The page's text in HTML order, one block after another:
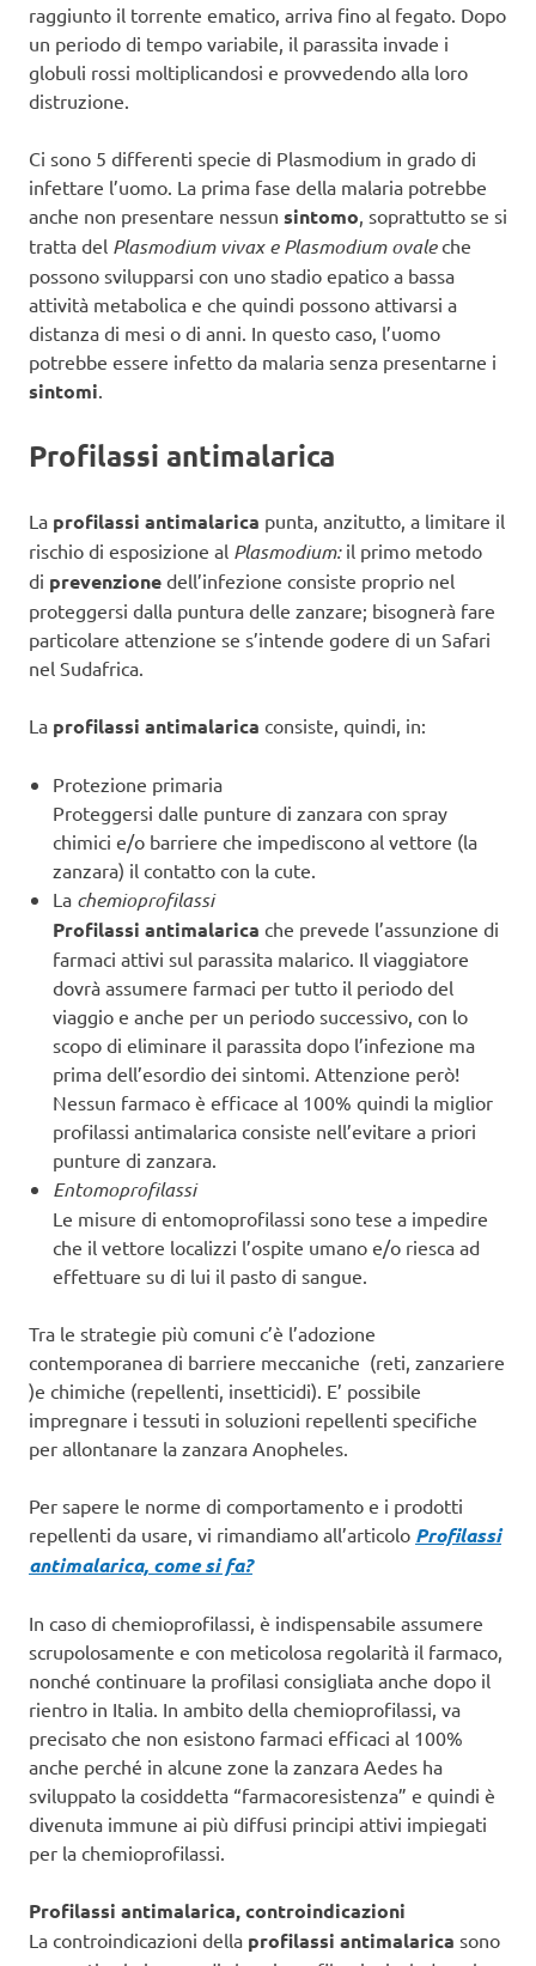
raggiunto il torrente ematico, arriva fino al fegato. Dopo
un periodo di tempo variabile, il parassita invade i
globuli rossi moltiplicandosi e provvedendo alla loro
distruzione.
Ci sono 5 differenti specie di Plasmodium in grado di
infettare l’uomo. La prima fase della malaria potrebbe
anche non presentare nessun sintomo , soprattutto se si
tratta del Plasmodium vivax e Plasmodium ovaleche
possono svilupparsi con uno stadio epatico a bassa
attività metabolica e che quindi possono attivarsi a
distanza di mesi o di anni. In questo caso, l’uomo
potrebbe essere infetto da malaria senza presentarne i
sintomi
Profilassi antimalarica
La profilassi antimalarica punta, anzitutto, a limitare il
rischio di esposizione al Plasmodium: il primo metodo
di prevenzione dell’infezione consiste proprio nel
proteggersi dalla puntura delle zanzare; bisognerà fare
particolare attenzione se s’intende godere di un Safari
nel Sudafrica.
La profilassi antimalarica consiste, quindi, in:
Protezione primaria
Proteggersi dalle punture di zanzara con spray
chimici e/o barriere che impediscono al vettore (la
zanzara) il contatto con la cute.
La chemioprofilassi
Profilassi antimalarica che prevede l’assunzione di
farmaci attivi sul parassita malarico. Il viaggiatore
dovrà assumere farmaci per tutto il periodo del
viaggio e anche per un periodo successivo, con lo
scopo di eliminare il parassita dopo l’infezione ma
prima dell’esordio dei sintomi. Attenzione però!
Nessun farmaco è efficace al 100% quindi la miglior
profilassi antimalarica consiste nell’evitare a priori
punture di zanzara.
Entomoprofilassi
Le misure di entomoprofilassi sono tese a impedire
che il vettore localizzi l’ospite umano e/o riesca ad
effettuare su di lui il pasto di sangue.
Tra le strategie più comuni c’è l’adozione
contemporanea di barriere meccaniche (reti, zanzariere
)e chimiche (repellenti, insetticidi). E’ possibile
impregnare i tessuti in soluzioni repellenti specifiche
per allontanare la zanzara Anopheles.
Per sapere le norme di comportamento e i prodotti
repellenti da usare, vi rimandiamo all’articolo Profilassi
antimalarica, come si fa?
In caso di chemioprofilassi, è indispensabile assumere
scrupolosamente e con meticolosa regolarità il farmaco,
nonché continuare la profilasi consigliata anche dopo il
rientro in Italia. In ambito della chemioprofilassi, va
precisato che non esistono farmaci efficaci al 100%
anche perché in alcune zone la zanzara Aedes ha
sviluppato la cosiddetta “farmacoresistenza” e quindi è
divenuta immune ai più diffusi principi attivi impiegati
per la chemioprofilassi.
Profilassi antimalarica, controindicazioni
La controindicazioni della profilassi antimalarica sono